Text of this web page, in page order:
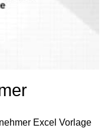
Excel Vorlage